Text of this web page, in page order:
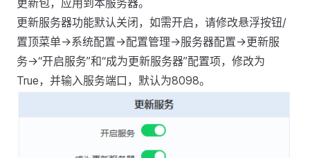
更新包，应用到本服务器。
更新服务器功能默认关闭，如需开启，请修改悬浮按钮/
置顶菜单->系统配置->配置管理->服务器配置->更新服
务->“开启服务”和“成为更新服务器”配置项，修改为
True，并输入服务端口，默认为8098。